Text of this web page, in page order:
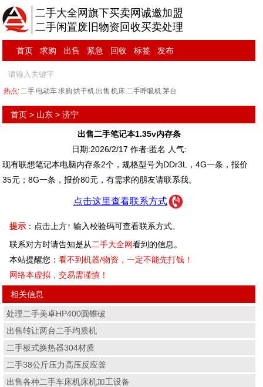
二手大全网旗下买卖网诚邀加盟
二手闲置废旧物资回收买卖处理
首页 求购 出售 紧急 回收 标签 发布
热点:二手 电动车求购 烘干机出售 机床二手呼吸机茅台
首页 > 山东 >济宁
出售二手笔记本1.35v内存条
日期:2026/2/17 作者:匿名 人气:
现有联想笔记本电脑内存条2个，规格型号为DDr3L，4G一条，报价
35元；8G一条，报价80元，有需求的朋友请联系我。
点击这里查看联系方式
提示 ：点击上方↑ 输入校验码可查看联系方式。
联系对方时请告知是从 二手大全网看到的信息。
本站提醒您：看不到机器/物资，一定不能先打钱！
网络本虚拟，交易需谨慎！
相关信息
处理二手美卓HP400圆锥破
出售转让两台二手均质机
二手板式换热器304材质
二手38公斤压力高压反应釜
出售各种二手车床机床机加工设备